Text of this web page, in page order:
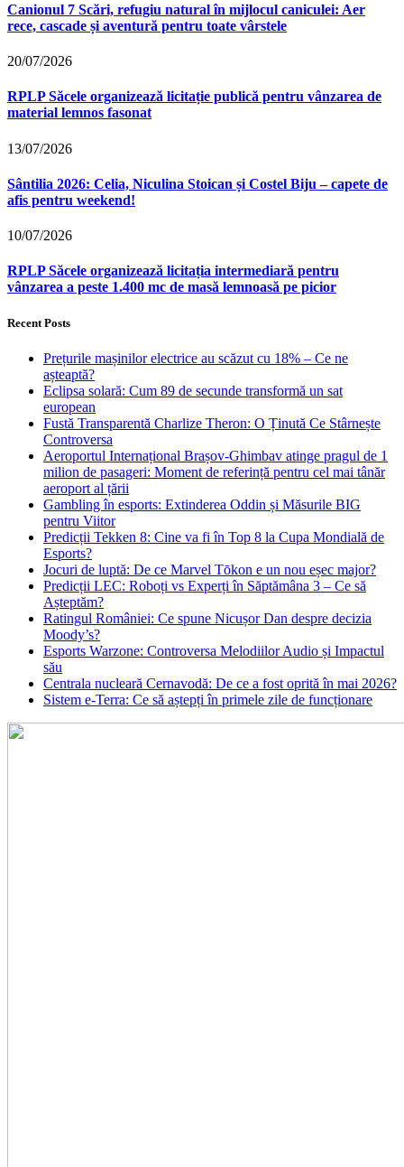
Canionul 7 Scări, refugiu natural în mijlocul caniculei: Aer
rece, cascade și aventură pentru toate vârstele
20/07/2026
RPLP Săcele organizează licitație publică pentru vânzarea de
material lemnos fasonat
13/07/2026
Sântilia 2026: Celia, Niculina Stoican și Costel Biju – capete de
afis pentru weekend!
10/07/2026
RPLP Săcele organizează licitația intermediară pentru
vânzarea a peste 1.400 mc de masă lemnoasă pe picior
Recent Posts
Prețurile mașinilor electrice au scăzut cu 18% – Ce ne
așteaptă?
Eclipsa solară: Cum 89 de secunde transformă un sat
european
Fustă Transparentă Charlize Theron: O Ținută Ce Stârnește
Controversa
Aeroportul Internațional Brașov‑Ghimbav atinge pragul de 1
milion de pasageri: Moment de referință pentru cel mai tânăr
aeroport al țării
Gambling în esports: Extinderea Oddin și Măsurile BIG
pentru Viitor
Predicții Tekken 8: Cine va fi în Top 8 la Cupa Mondială de
Esports?
Jocuri de luptă: De ce Marvel Tōkon e un nou eșec major?
Predicții LEC: Roboți vs Experți în Săptămâna 3 – Ce să
Așteptăm?
Ratingul României: Ce spune Nicușor Dan despre decizia
Moody’s?
Esports Warzone: Controversa Melodiilor Audio și Impactul
său
Centrala nucleară Cernavodă: De ce a fost oprită în mai 2026?
Sistem e-Terra: Ce să aștepți în primele zile de funcționare